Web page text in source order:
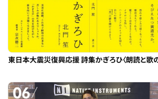
東日本大震災復興応援 詩集かぎろひ〈朗読と歌